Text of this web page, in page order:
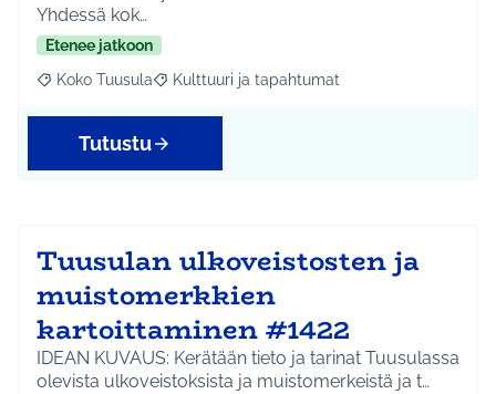
Yhdessä kok…
Etenee jatkoon
Rajaa tulokset aihepiirin mukaan: Koko Tuusula
Koko Tuusula Rajaa tulokset teeman mukaan: Kulttuuri ja
Kulttuuri ja tapahtumat
Tutustu
Tuusulan ulkoveistosten ja
muistomerkkien
kartoittaminen #1422
IDEAN KUVAUS: Kerätään tieto ja tarinat Tuusulassa
olevista ulkoveistoksista ja muistomerkeistä ja t…